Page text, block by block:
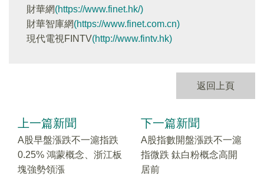
財華網(https://www.finet.hk/)
財華智庫網(https://www.finet.com.cn)
現代電視FINTV(http://www.fintv.hk)
返回上頁
上一篇新聞
A股早盤漲跌不一滬指跌
0.25% 鴻蒙概念、浙江板
塊強勢領漲
下一篇新聞
A股指數開盤漲跌不一滬
指微跌 鈦白粉概念高開
居前